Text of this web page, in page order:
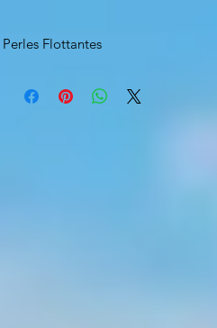
Perles Flottantes
Diamètres 10 mm , 9/11mm=> 6 pièces